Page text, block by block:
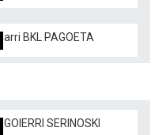
arri BKL PAGOETA
GOIERRI SERINOSKI